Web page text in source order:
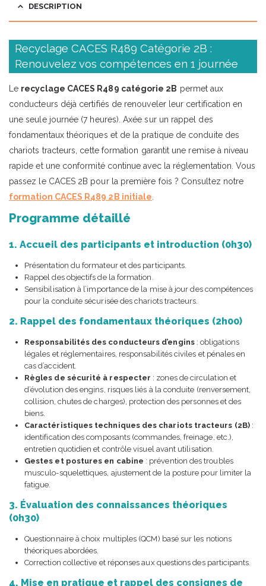
DESCRIPTION
Recyclage CACES R489 Catégorie 2B :
Renouvelez vos compétences en 1 journée
Le recyclage CACES R489 catégorie 2B permet aux
conducteurs déjà certifiés de renouveler leur certification en
une seule journée (7 heures). Axée sur un rappel des
fondamentaux théoriques et de la pratique de conduite des
chariots tracteurs, cette formation garantit une remise à niveau
rapide et une conformité continue avec la réglementation. Vous
passez le CACES 2B pour la première fois ? Consultez notre
formation CACES R489 2B initiale
Programme détaillé
1. Accueil des participants et introduction (0h30)
Présentation du formateur et des participants.
Rappel des objectifs de la formation.
Sensibilisation à l’importance de la mise à jour des compétences
pour la conduite sécurisée des chariots tracteurs.
2. Rappel des fondamentaux théoriques (2h00)
Responsabilités des conducteurs d’engins: obligations
légales et réglementaires, responsabilités civiles et pénales en
cas d’accident.
Règles de sécurité à respecter : zones de circulation et
d’évolution des engins, risques liés à la conduite (renversement,
collision, chutes de charges), protection des personnes et des
biens.
Caractéristiques techniques des chariots tracteurs (2B):
identification des composants (commandes, freinage, etc.),
entretien quotidien et contrôle visuel avant utilisation.
Gestes et postures en cabine : prévention des troubles
musculo-squelettiques, ajustement de la posture pour limiter la
fatigue.
3. Évaluation des connaissances théoriques
(0h30)
Questionnaire à choix multiples (QCM) basé sur les notions
théoriques abordées.
Correction collective et réponses aux questions des participants.
4. Mise en pratique et rappel des consignes de